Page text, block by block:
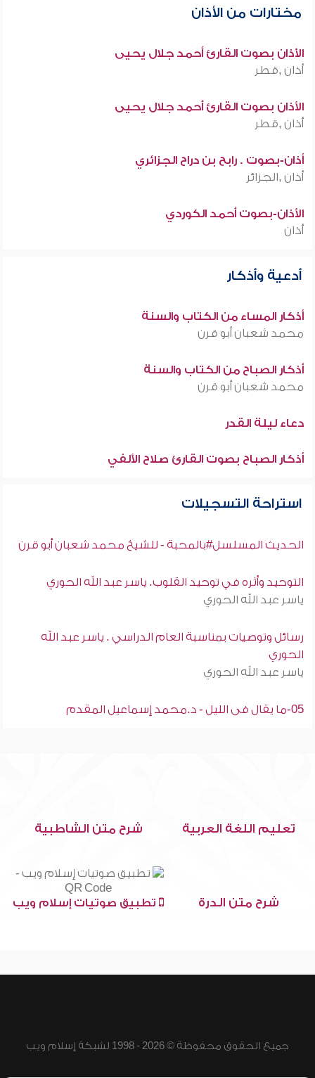
مختارات من الأذان
الأذان بصوت القارئ أحمد جلال يحيى
أذان ,قطر
الأذان بصوت القارئ أحمد جلال يحيى
أذان ,قطر
أذان-بصوت . رابح بن دراح الجزائري
أذان ,الجزائر
الأذان-بصوت أحمد الكوردي
أذان
أدعية وأذكار
أذكار المساء من الكتاب والسنة
محمد شعبان أبو قرن
أذكار الصباح من الكتاب والسنة
محمد شعبان أبو قرن
دعاء ليلة القدر
أذكار الصباح بصوت القارئ صلاح الألفي
استراحة التسجيلات
الحديث المسلسل#بالمحبة - للشيخ محمد شعبان أبو قرن
التوحيد وأثره في توحيد القلوب. ياسر عبد الله الحوري
ياسر عبد الله الحوري
رسائل وتوصيات بمناسبة العام الدراسي . ياسر عبد الله
الحوري
ياسر عبد الله الحوري
05-ما يقال فى الليل - د.محمد إسماعيل المقدم
تعليم اللغة العربية شرح متن الشاطبية
شرح متن الدرة تطبيق صوتيات إسلام ويب
جميع الحقوق محفوظة © 2026 - 1998 لشبكة إسلام ويب